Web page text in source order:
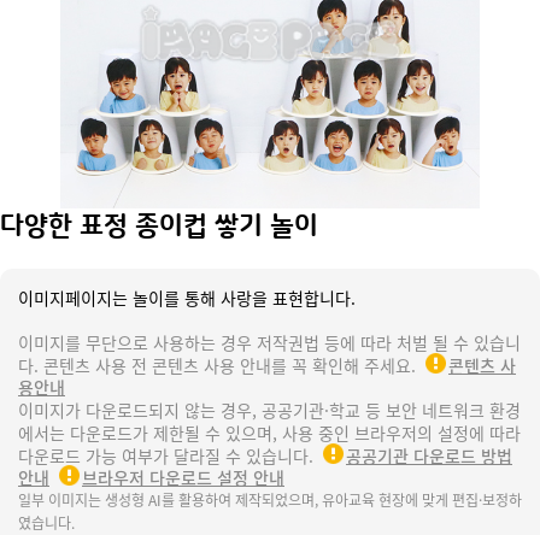
다양한 표정 종이컵 쌓기 놀이
이미지페이지는 놀이를 통해 사랑을 표현합니다.
이미지를 무단으로 사용하는 경우 저작권법 등에 따라 처벌 될 수 있습니
다. 콘텐츠 사용 전 콘텐츠 사용 안내를 꼭 확인해 주세요.
콘텐츠 사
용안내
이미지가 다운로드되지 않는 경우, 공공기관·학교 등 보안 네트워크 환경
에서는 다운로드가 제한될 수 있으며, 사용 중인 브라우저의 설정에 따라
다운로드 가능 여부가 달라질 수 있습니다.
공공기관 다운로드 방법
안내
브라우저 다운로드 설정 안내
일부 이미지는 생성형 AI를 활용하여 제작되었으며, 유아교육 현장에 맞게 편집·보정하
였습니다.